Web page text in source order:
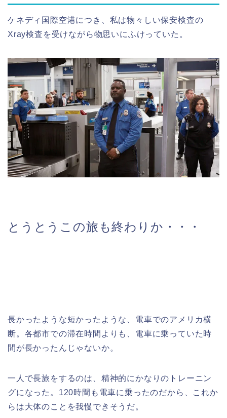
ケネディ国際空港につき、私は物々しい保安検査の
Xray検査を受けながら物思いにふけっていた。
とうとうこの旅も終わりか・・・
長かったような短かったような、電車でのアメリカ横
断。各都市での滞在時間よりも、電車に乗っていた時
間が長かったんじゃないか。
一人で長旅をするのは、精神的にかなりのトレーニン
グになった。120時間も電車に乗ったのだから、これか
らは大体のことを我慢できそうだ。